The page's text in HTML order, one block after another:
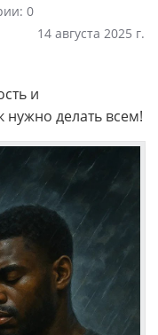
0
14 августа 2025 г.
и
нужно делать всем!